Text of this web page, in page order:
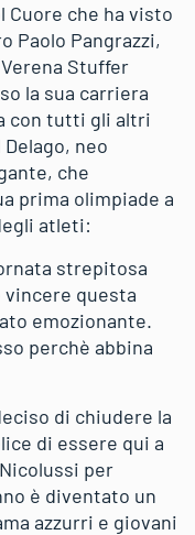
Cuore che ha visto
Paolo Pangrazzi,
Stuffer
la sua carriera
con tutti gli altri
neo
che
prima olimpiade a
atleti:
strepitosa
questa
emozionante.
perchè abbina
di chiudere la
di essere qui a
per
è diventato un
azzurri e giovani